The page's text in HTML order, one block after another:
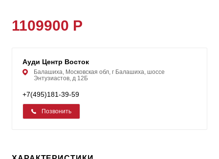
1109900 Р
Ауди Центр Восток
Балашиха, Московская обл, г Балашиха, шоссе
Энтузиастов, д 12Б
+7(495)181-39-59
Позвонить